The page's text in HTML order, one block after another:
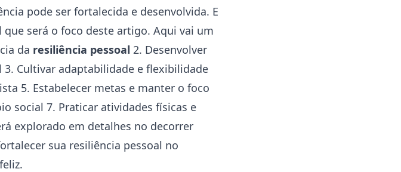
pode ser fortalecida e desenvolvida. E
será o foco deste artigo. Aqui vai um
da resiliência pessoal 2. Desenvolver
3. Cultivar adaptabilidade e flexibilidade
5. Estabelecer metas e manter o foco
social 7. Praticar atividades físicas e
explorado em detalhes no decorrer
sua resiliência pessoal no